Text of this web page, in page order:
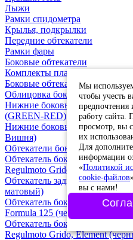
Лыжи
Рамки спидометра
Крылья, подкрылки
Передние обтекатели
Рамки фары
Боковые обтекатели
Комплекты пластика
Боковые обтекатели
Облицовка боковая (левая)
Нижние боковые обтекатели /
(GREEN-RED)
Нижние боковые обтекатели /
Вишня)
Обтекатели боковые Longjia /
Обтекатель боковой
Regulmoto Grido, Element
Обтекатель задний правый
матовый)
Обтекатель боковой (левый и
Formula 125 (черный матовый)
Обтекатель боковой задний
Regulmoto Grido, Element
Мы
чтобы учесть
предпочтения
работу сайта.
просмотр, вы
их
Для
информации
«Политикой
cookie-файлов
вы с нами!